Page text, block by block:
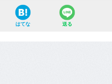
はてな 送る